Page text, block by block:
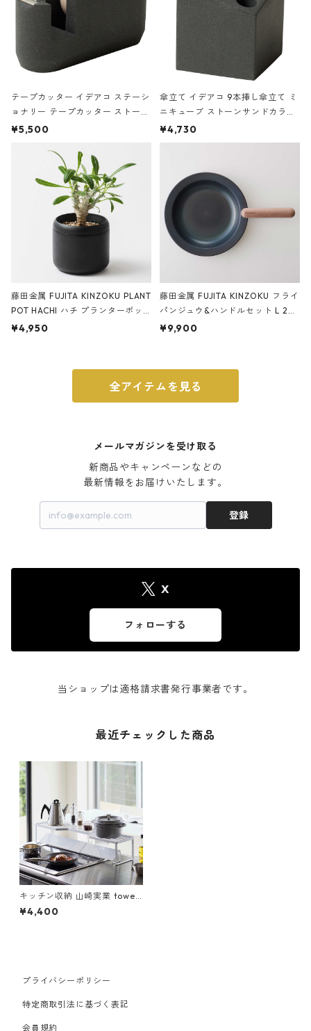
テープカッター イデアコ ステーシ
ョナリー テープカッター ストーン
サンドカラー 石調 ideaco Station
¥5,500
傘立て イデアコ 9本挿し傘立て ミ
ニキューブ ストーンサンドカラー
石調 ideaco Umbrella Stand CUB
E ストーンサンドブラック
¥4,730
藤田金属 FUJITA KINZOKU PLANT
POT HACHI ハチ プランターポッ
ト 3号 ブラック
¥4,950
藤田金属 FUJITA KINZOKU フライ
パンジュウ&ハンドルセット L 24c
m ガス火・IH対応 鉄フライパン
¥9,900
全アイテムを見る
メールマガジンを受け取る
新商品やキャンペーンなどの
最新情報をお届けいたします。
登録
X
フォローする
当ショップは適格請求書発行事業者です。
最近チェックした商品
キッチン収納 山崎実業 tower
タワー 排気口カバー上コンロ
奥ラック 75cmコンロ用 ホワ
¥4,400
プライバシーポリシー
特定商取引法に基づく表記
会員規約